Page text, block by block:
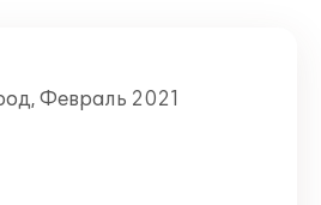
Февраль 2021